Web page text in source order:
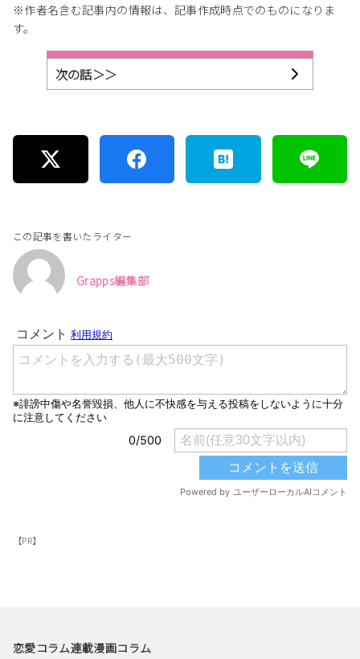
※作者名含む記事内の情報は、記事作成時点でのものになりま
す。
次の話＞＞
この記事を書いたライター
Grapps編集部
【PR】
恋愛コラム連載漫画コラム